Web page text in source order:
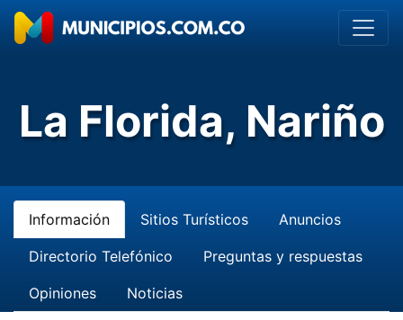
La Florida, Nariño
Información Sitios Turísticos Anuncios
Directorio Telefónico Preguntas y respuestas
Opiniones Noticias